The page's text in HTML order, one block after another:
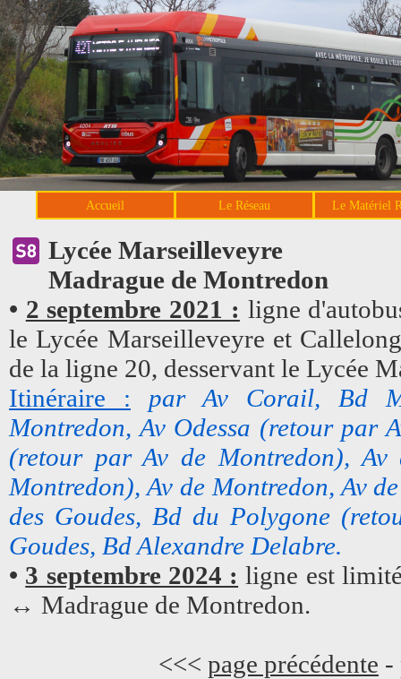
Accueil Le Réseau Le Matériel
Lycée Marseilleveyre
Madrague de Montredon
• 2 septembre 2021 : ligne
le Lycée Marseilleveyre et
de la ligne 20, desservant le Lycée
Itinéraire :
par Av Corail, Bd
Montredon, Av Odessa (retour par
(retour par Av de Montredon),
Montredon), Av de Montredon, Av
des Goudes, Bd du Polygone
Goudes, Bd Alexandre Delabre.
• 3 septembre 2024 : ligne est
↔ Madrague de Montredon.
<<< page précédente -